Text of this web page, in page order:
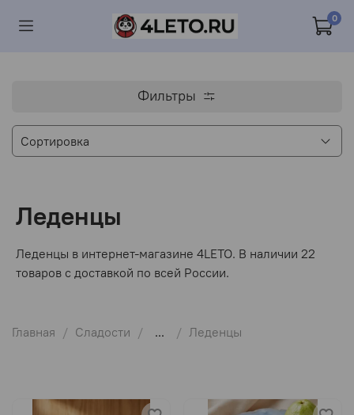
0
Фильтры
Леденцы
Леденцы в интернет-магазине 4LETO. В наличии 22
товаров с доставкой по всей России.
Главная Сладости ... Леденцы